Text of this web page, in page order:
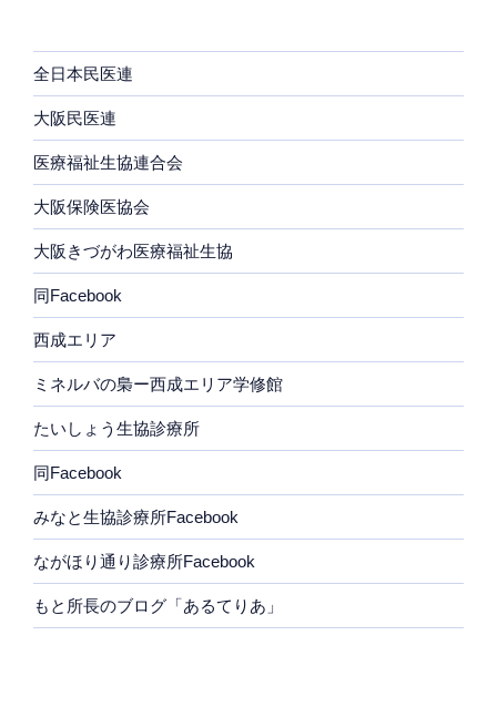
全日本民医連
大阪民医連
医療福祉生協連合会
大阪保険医協会
大阪きづがわ医療福祉生協
同Facebook
西成エリア
ミネルバの梟ー西成エリア学修館
たいしょう生協診療所
同Facebook
みなと生協診療所Facebook
ながほり通り診療所Facebook
もと所長のブログ「あるてりあ」